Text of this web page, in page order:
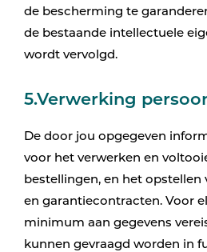
de bescherming te
de bestaande intellectuele
wordt vervolgd.
5.Verwerking
De door jou opgegeven
voor het verwerken en
bestellingen, en het opstellen
en garantiecontracten. Voor
minimum aan gegevens
kunnen gevraagd worden in